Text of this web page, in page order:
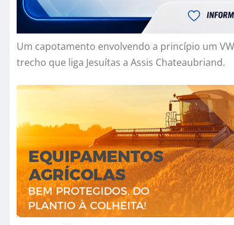
Um capotamento envolvendo a princípio um
trecho que liga Jesuítas a Assis Chateaubriand.